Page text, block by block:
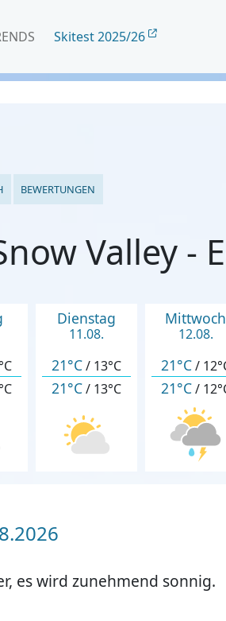
Skitest 2025/26
BEWERTUNGEN
Valley -
Dienstag
11.08.
21°C/ 13°C
21°C/ 13°C
Mittwoch
12.08.
21°C/
21°C/
es wird zunehmend sonnig.